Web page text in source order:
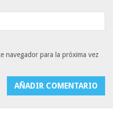
navegador para la próxima vez